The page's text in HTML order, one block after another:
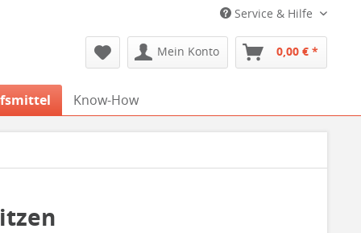
Service & Hilfe
Mein Konto 0,00 € *
Know-How